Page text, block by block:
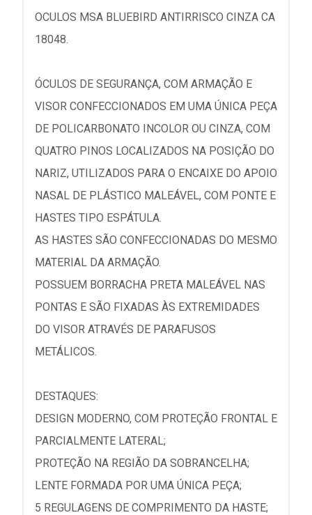
OCULOS MSA BLUEBIRD ANTIRRISCO CINZA CA
18048.
ÓCULOS DE SEGURANÇA, COM ARMAÇÃO E
VISOR CONFECCIONADOS EM UMA ÚNICA PEÇA
DE POLICARBONATO INCOLOR OU CINZA, COM
QUATRO PINOS LOCALIZADOS NA POSIÇÃO DO
NARIZ, UTILIZADOS PARA O ENCAIXE DO APOIO
NASAL DE PLÁSTICO MALEÁVEL, COM PONTE E
HASTES TIPO ESPÁTULA.
AS HASTES SÃO CONFECCIONADAS DO MESMO
MATERIAL DA ARMAÇÃO.
POSSUEM BORRACHA PRETA MALEÁVEL NAS
PONTAS E SÃO FIXADAS ÀS EXTREMIDADES
DO VISOR ATRAVÉS DE PARAFUSOS
METÁLICOS.
DESTAQUES:
DESIGN MODERNO, COM PROTEÇÃO FRONTAL E
PARCIALMENTE LATERAL;
PROTEÇÃO NA REGIÃO DA SOBRANCELHA;
LENTE FORMADA POR UMA ÚNICA PEÇA;
5 REGULAGENS DE COMPRIMENTO DA HASTE;